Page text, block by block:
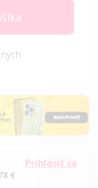
Prihlásiť sa
€